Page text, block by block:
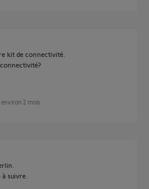
kit de connectivité.
environ 2 mois
suivre.